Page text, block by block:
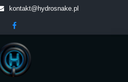
kontakt@hydrosnake.pl